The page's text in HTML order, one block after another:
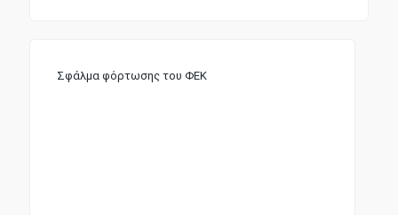
Σφάλμα φόρτωσης του ΦΕΚ